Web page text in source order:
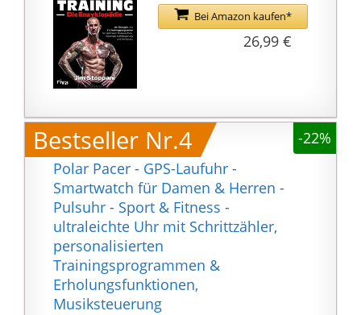
Bei Amazon kaufen*
26,99 €
Bestseller Nr.4
-22%
Polar Pacer - GPS-Laufuhr -
Smartwatch für Damen & Herren -
Pulsuhr - Sport & Fitness -
ultraleichte Uhr mit Schrittzähler,
personalisierten
Trainingsprogrammen &
Erholungsfunktionen,
Musiksteuerung